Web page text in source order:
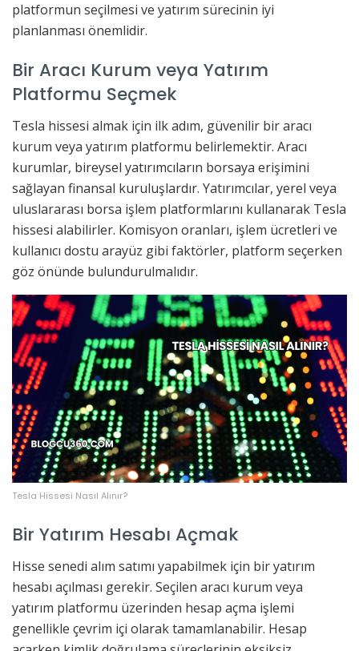
platformun seçilmesi ve yatırım sürecinin iyi
planlanması önemlidir.
Bir Aracı Kurum veya Yatırım
Platformu Seçmek
Tesla hissesi almak için ilk adım, güvenilir bir aracı
kurum veya yatırım platformu belirlemektir. Aracı
kurumlar, bireysel yatırımcıların borsaya erişimini
sağlayan finansal kuruluşlardır. Yatırımcılar, yerel veya
uluslararası borsa işlem platformlarını kullanarak Tesla
hissesi alabilirler. Komisyon oranları, işlem ücretleri ve
kullanıcı dostu arayüz gibi faktörler, platform seçerken
göz önünde bulundurulmalıdır.
Tesla Hissesi Nasıl Alınır?
Bir Yatırım Hesabı Açmak
Hisse senedi alım satımı yapabilmek için bir yatırım
hesabı açılması gerekir. Seçilen aracı kurum veya
yatırım platformu üzerinden hesap açma işlemi
genellikle çevrim içi olarak tamamlanabilir. Hesap